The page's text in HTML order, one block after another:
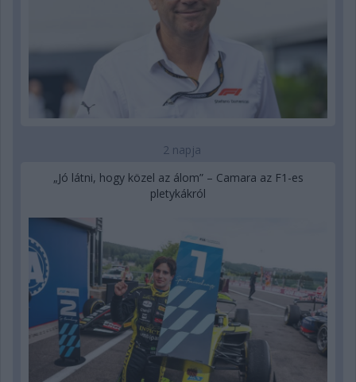
2 napja
„Jó látni, hogy közel az álom” – Camara az F1-es
pletykákról